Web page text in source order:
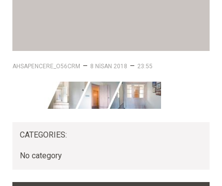
AHSAPENCERE_O56CRM – 8 NISAN 2018 – 23:55
CATEGORIES:
No category